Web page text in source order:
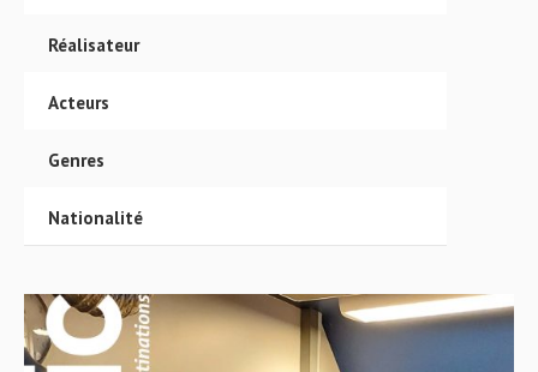
Réalisateur
Acteurs
Genres
Nationalité